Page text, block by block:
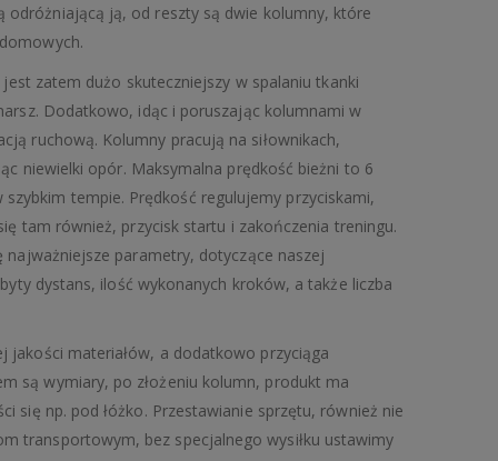
odróżniającą ją, od reszty są dwie kolumny, które
zatem dużo skuteczniejszy w spalaniu tkanki
Dodatkowo, idąc i poruszając kolumnami w
ruchową. Kolumny pracują na siłownikach,
niewielki opór. Maksymalna prędkość bieżni to 6
tempie. Prędkość regulujemy przyciskami,
tam również, przycisk startu i zakończenia treningu.
parametry, dotyczące naszej
dystans, ilość wykonanych kroków, a także liczba
jakości materiałów, a dodatkowo przyciąga
są wymiary, po złożeniu kolumn, produkt ma
się np. pod łóżko. Przestawianie sprzętu, również nie
transportowym, bez specjalnego wysiłku ustawimy